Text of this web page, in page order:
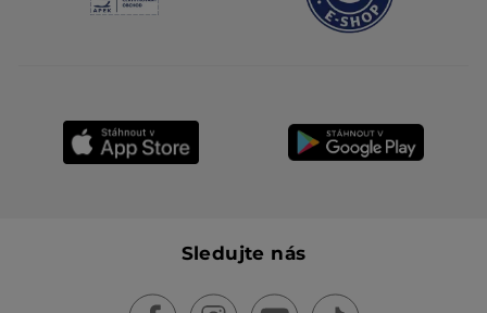
Sledujte nás